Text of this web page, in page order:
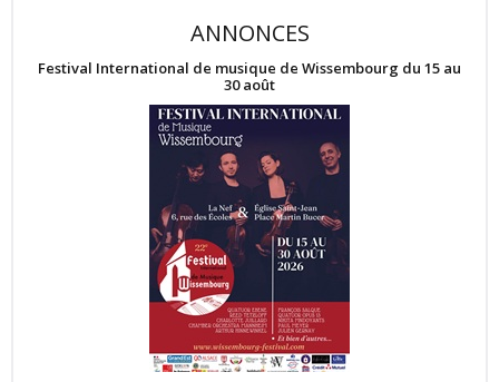
ANNONCES
Festival International de musique de Wissembourg du 15 au
30 août